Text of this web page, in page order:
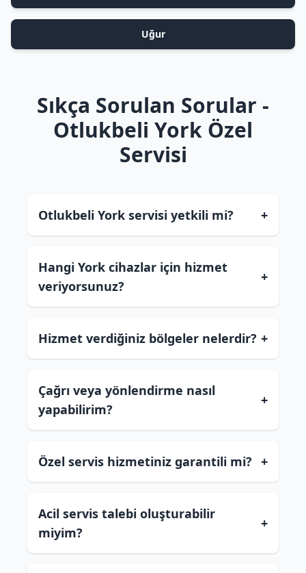
Uğur
Sıkça Sorulan Sorular -
Otlukbeli York Özel
Servisi
Otlukbeli York servisi yetkili mi? +
Hangi York cihazlar için hizmet
veriyorsunuz?
+
Hizmet verdiğiniz bölgeler nelerdir? +
Çağrı veya yönlendirme nasıl
yapabilirim?
+
Özel servis hizmetiniz garantili mi? +
Acil servis talebi oluşturabilir
miyim?
+